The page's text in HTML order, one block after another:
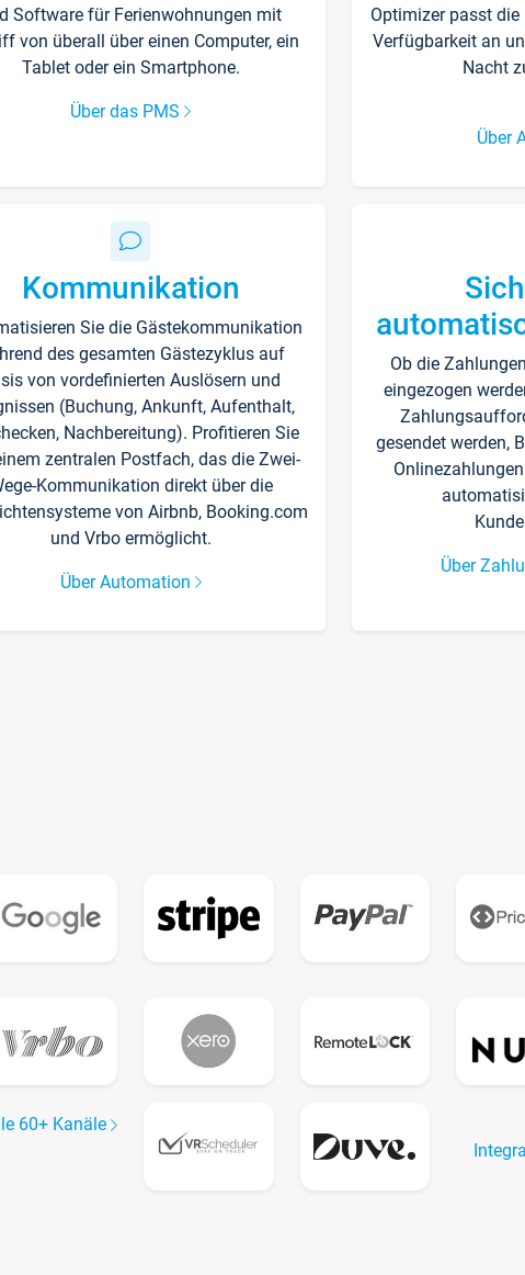
Software für Ferienwohnungen mit
von überall über einen Computer, ein
Tablet oder ein Smartphone.
Über das PMS
Optimizer passt
Verfügbarkeit an
Nacht
Über
Kommunikation
Sie die Gästekommunikation
des gesamten Gästezyklus auf
von vordefinierten Auslösern und
(Buchung, Ankunft, Aufenthalt,
Nachbereitung). Profitieren Sie
zentralen Postfach, das die Zwei-
Kommunikation direkt über die
von Airbnb, Booking.com
und Vrbo ermöglicht.
Über Automation
Ob die
eingezogen
gesendet werden,
Über
60+ Kanäle